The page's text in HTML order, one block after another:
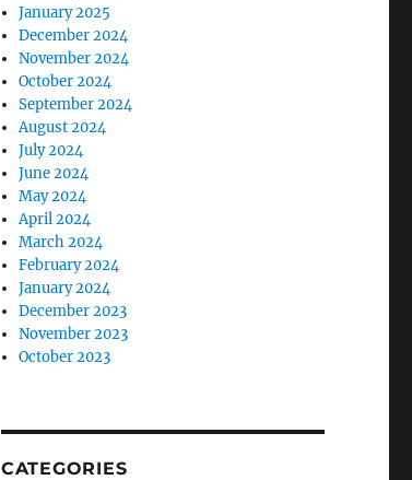
January 2025
December 2024
November 2024
October 2024
September 2024
August 2024
July 2024
June 2024
May 2024
April 2024
March 2024
February 2024
January 2024
December 2023
November 2023
October 2023
CATEGORIES